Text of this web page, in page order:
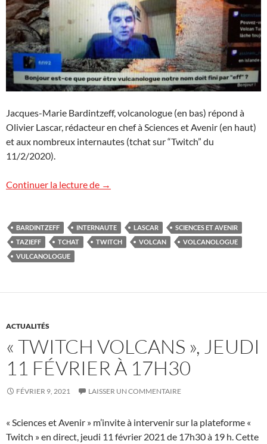
Jacques-Marie Bardintzeff, volcanologue (en bas) répond à
Olivier Lascar, rédacteur en chef à Sciences et Avenir (en haut)
et aux nombreux internautes (tchat sur “Twitch” du
11/2/2020).
Continuer la lecture de Est-ce que pour être vulcanologue
→
BARDINTZEFF INTERNAUTE LASCAR
SCIENCES ET AVENIR
TAZIEFF
TCHAT TWITCH VOLCAN
VOLCANOLOGUE
VULCANOLOGUE
ACTUALITÉS
« TWITCH VOLCANS », JEUDI
11 FÉVRIER À 17H30
FÉVRIER 9, 2021 LAISSER UN COMMENTAIRE
« Sciences et Avenir » m’invite à intervenir sur la plateforme «
Twitch » en direct, jeudi 11 février 2021 de 17h30 à 19 h. Cette